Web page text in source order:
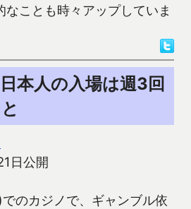
ことも時々アップしていま
本人の入場は週3回
日公開
のカジノで、ギャンブル依